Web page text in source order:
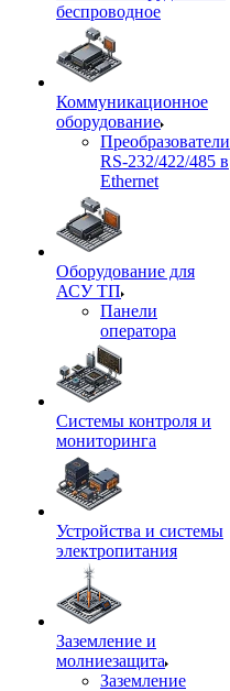
беспроводное
Коммуникационное
оборудование
Преобразователи
RS-232/422/485 в
Ethernet
Оборудование для
АСУ ТП
Панели
оператора
Системы контроля и
мониторинга
Устройства и системы
электропитания
Заземление и
молниезащита
Заземление